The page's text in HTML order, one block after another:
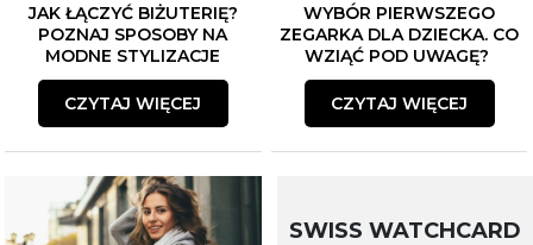
JAK ŁĄCZYĆ BIŻUTERIĘ?
POZNAJ SPOSOBY NA
MODNE STYLIZACJE
CZYTAJ WIĘCEJ
WYBÓR PIERWSZEGO
ZEGARKA DLA DZIECKA. CO
WZIĄĆ POD UWAGĘ?
CZYTAJ WIĘCEJ
SWISS WATCHCARD